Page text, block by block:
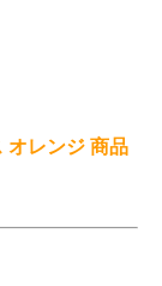
オレンジ 商品